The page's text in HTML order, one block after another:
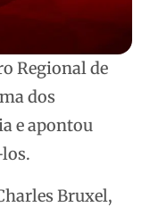
Regional de
dos
e apontou
Bruxel,